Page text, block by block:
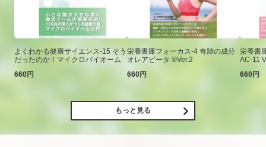
よくわかる健康サイエンス-15 そう
だったのか！マイクロバイオーム
660円
栄養書庫フォーカス-4 奇跡の成分
オレアビータ ®Ver.2
660円
栄養書
AC-11
660円
もっと見る